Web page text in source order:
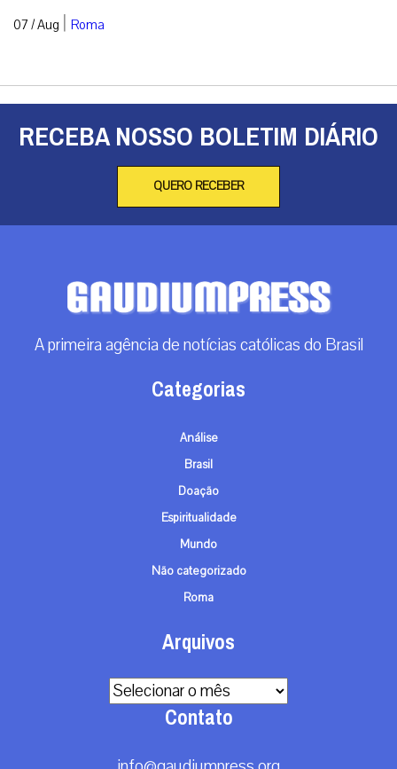
07 / Aug | Roma
RECEBA NOSSO BOLETIM DIÁRIO
QUERO RECEBER
A primeira agência de notícias católicas do Brasil
Categorias
Análise
Brasil
Doação
Espiritualidade
Mundo
Não categorizado
Roma
Arquivos
Arquivos
Contato